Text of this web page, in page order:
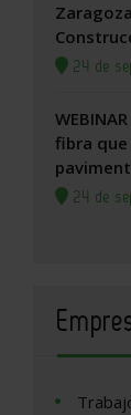
24 de
fibra
24 de